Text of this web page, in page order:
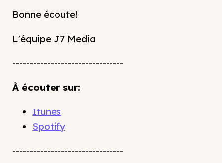
Bonne écoute!
L'équipe J7 Media
--------------------------------
À écouter sur:
Itunes
Spotify
--------------------------------